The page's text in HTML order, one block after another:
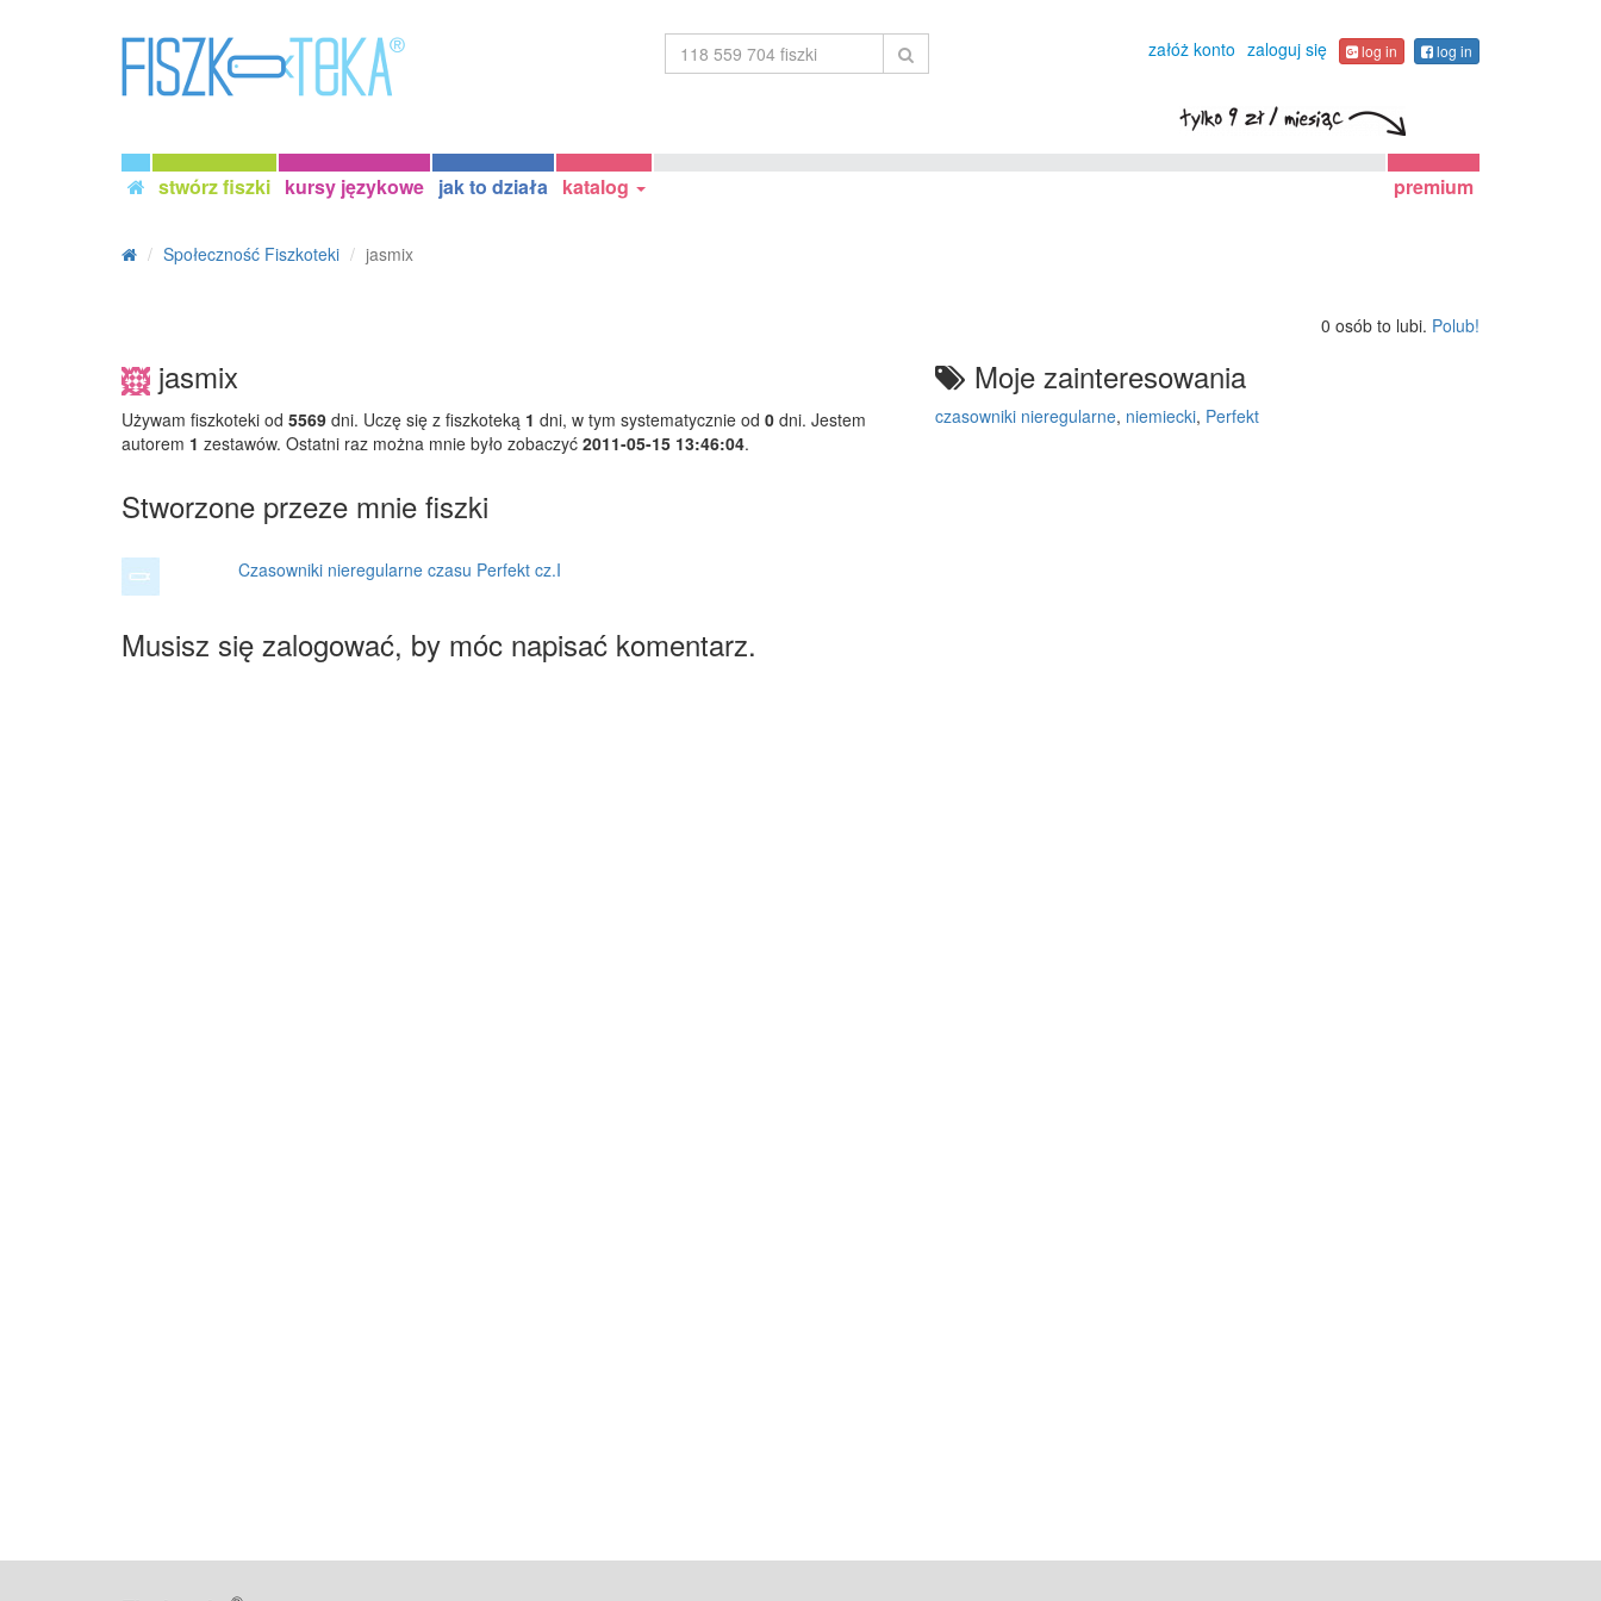
załóż konto zaloguj się log in log in
stwórz fiszki kursy językowe jak to działa katalog premium
Społeczność Fiszkoteki jasmix
0 osób to lubi. Polub!
jasmix
Używam fiszkoteki od 5569 dni. Uczę się z fiszkoteką 1 dni, w tym systematycznie od 0 dni. Jestem
autorem 1 zestawów. Ostatni raz można mnie było zobaczyć 2011-05-15 13:46:04.
Moje zainteresowania
czasowniki nieregularne, niemiecki, Perfekt
Stworzone przeze mnie fiszki
Czasowniki nieregularne czasu Perfekt cz.I
Musisz się zalogować, by móc napisać komentarz.